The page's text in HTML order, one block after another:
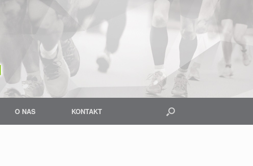
O NAS KONTAKT